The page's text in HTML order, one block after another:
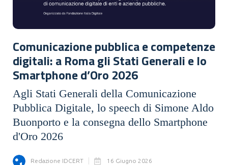
Comunicazione pubblica e competenze
digitali: a Roma gli Stati Generali e lo
Smartphone d’Oro 2026
Agli Stati Generali della Comunicazione
Pubblica Digitale, lo speech di Simone Aldo
Buonporto e la consegna dello Smartphone
d'Oro 2026
Redazione IDCERT 16 Giugno 2026